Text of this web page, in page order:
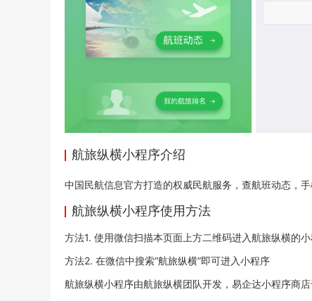
航旅纵横小程序介绍
中国民航信息官方打造的权威民航服务，查航班动态，
航旅纵横小程序使用方法
方法1. 使用微信扫描本页面上方二维码进入航旅纵横的
方法2. 在微信中搜索“航旅纵横”即可进入小程序
航旅纵横小程序由航旅纵横团队开发，易企达小程序商